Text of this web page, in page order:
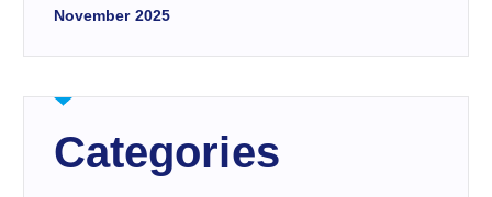
November 2025
Categories